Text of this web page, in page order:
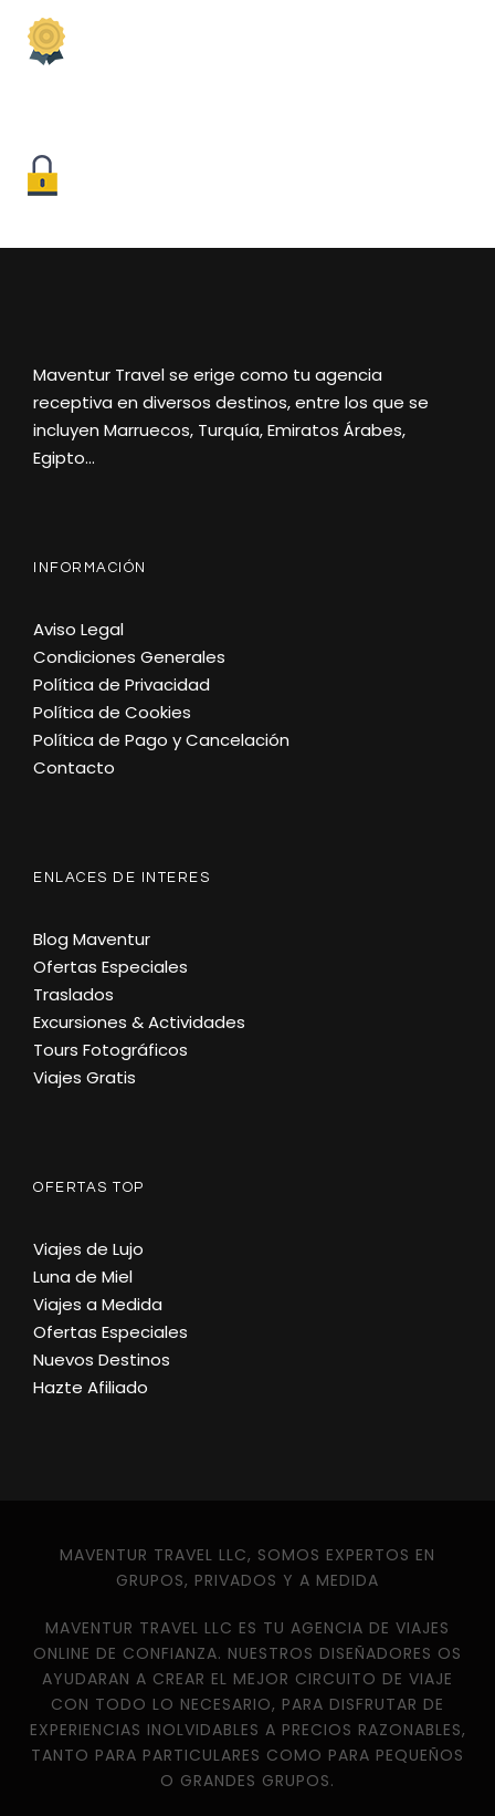
Maventur Travel se erige como tu agencia
receptiva en diversos destinos, entre los que se
incluyen Marruecos, Turquía, Emiratos Árabes,
Egipto…
INFORMACIÓN
Aviso Legal
Condiciones Generales
Política de Privacidad
Política de Cookies
Política de Pago y Cancelación
Contacto
ENLACES DE INTERES
Blog Maventur
Ofertas Especiales
Traslados
Excursiones & Actividades
Tours Fotográficos
Viajes Gratis
OFERTAS TOP
Viajes de Lujo
Luna de Miel
Viajes a Medida
Ofertas Especiales
Nuevos Destinos
Hazte Afiliado
MAVENTUR TRAVEL LLC, SOMOS EXPERTOS EN
GRUPOS, PRIVADOS Y A MEDIDA
MAVENTUR TRAVEL LLC ES TU AGENCIA DE VIAJES
ONLINE DE CONFIANZA. NUESTROS DISEÑADORES OS
AYUDARAN A CREAR EL MEJOR CIRCUITO DE VIAJE
CON TODO LO NECESARIO, PARA DISFRUTAR DE
EXPERIENCIAS INOLVIDABLES A PRECIOS RAZONABLES,
TANTO PARA PARTICULARES COMO PARA PEQUEÑOS
O GRANDES GRUPOS.